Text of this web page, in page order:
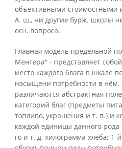
объективными стоимостными
А. ш., ни другие бурж. школы
осн. вопроса.
Главная модель предельной
Менгера" - представляет
место каждого блага в шкале
насыщени потребности в нём.
различаются абстрактная
категорий благ (предметы
топливо, украшения и т. п.) и
каждой единицы данного рода
го и т. д. килограмма хлеба;